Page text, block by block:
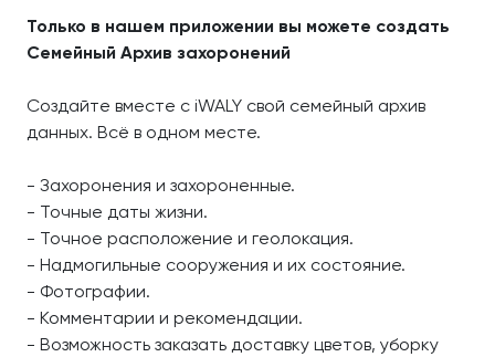
Только в нашем приложении вы можете создать
Семейный Архив захоронений
Создайте вместе с iWALY свой семейный архив
данных. Всё в одном месте.
- Захоронения и захороненные.
- Точные даты жизни.
- Точное расположение и геолокация.
- Надмогильные сооружения и их состояние.
- Фотографии.
- Комментарии и рекомендации.
- Возможность заказать доставку цветов, уборку